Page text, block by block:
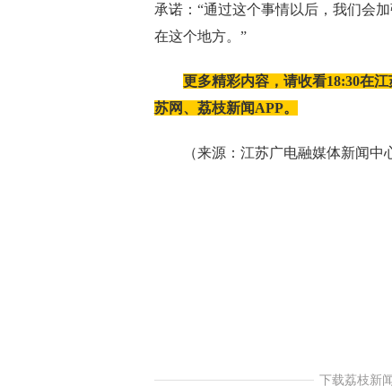
承诺：“通过这个事情以后，我们会
在这个地方。”
更多精彩内容，请收看18:30在
苏网、荔枝新闻APP。
（来源：江苏广电融媒体新闻中心
下载荔枝新